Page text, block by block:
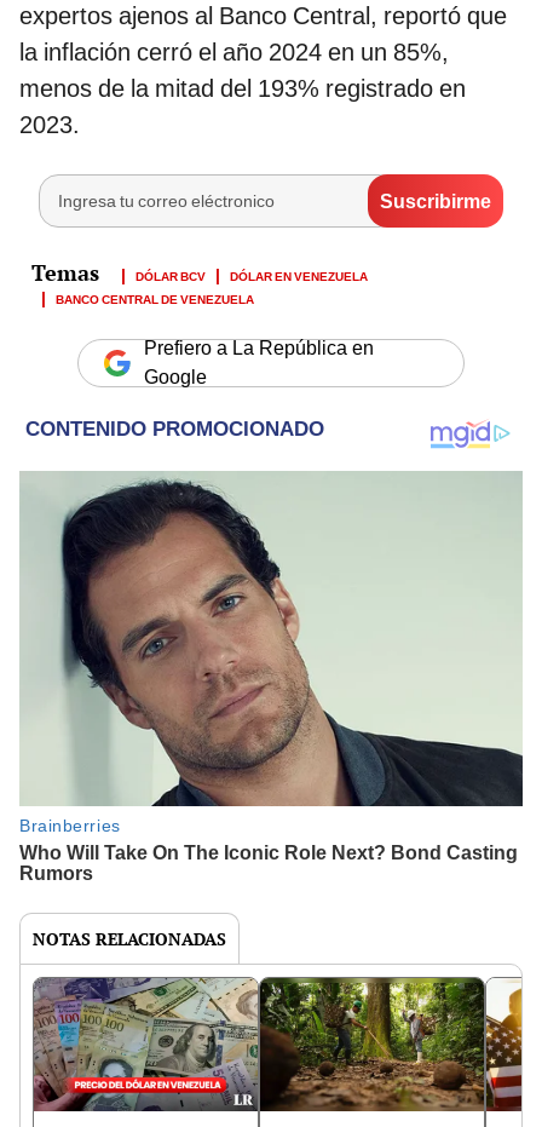
expertos ajenos al Banco Central, reportó que
la inflación cerró el año 2024 en un 85%,
menos de la mitad del 193% registrado en
2023.
DÓLAR BCV
DÓLAR EN VENEZUELA
BANCO CENTRAL DE VENEZUELA
Prefiero a La República en
Google
NOTAS RELACIONADAS